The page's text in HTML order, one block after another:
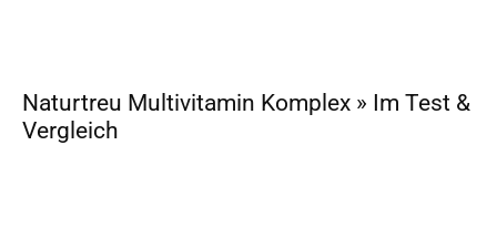
Naturtreu Multivitamin Komplex » Im Test &
Vergleich